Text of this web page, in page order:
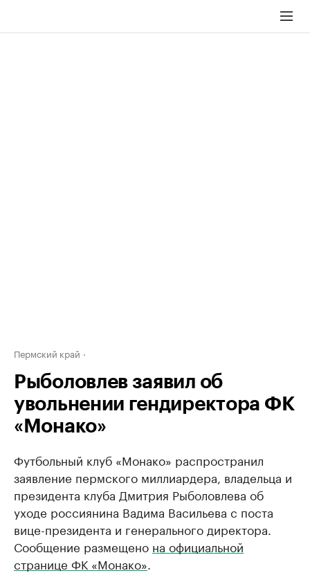
Пермский край
Рыболовлев заявил об
увольнении гендиректора ФК
«Монако»
Футбольный клуб «Монако» распространил
заявление пермского миллиардера, владельца и
президента клуба Дмитрия Рыболовлева об
уходе россиянина Вадима Васильева с поста
вице-президента и генерального директора.
Сообщение размещено на официальной
странице ФК «Монако»